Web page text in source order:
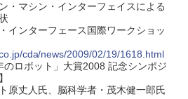
・マシン・インターフェイスによる
インターフェース国際ワークショッ
cda/news/2009/02/19/1618.html
のロボット」大賞2008 記念シンポジ
原丈人氏、脳科学者・茂木健一郎氏